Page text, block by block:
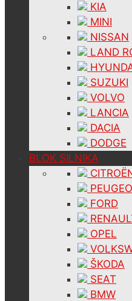
KIA
MINI
NISSAN
LAND
SUZUKI
VOLVO
LANCIA
DACIA
DODGE
BLOK SILNIKA
FORD
OPEL
ŠKODA
SEAT
BMW